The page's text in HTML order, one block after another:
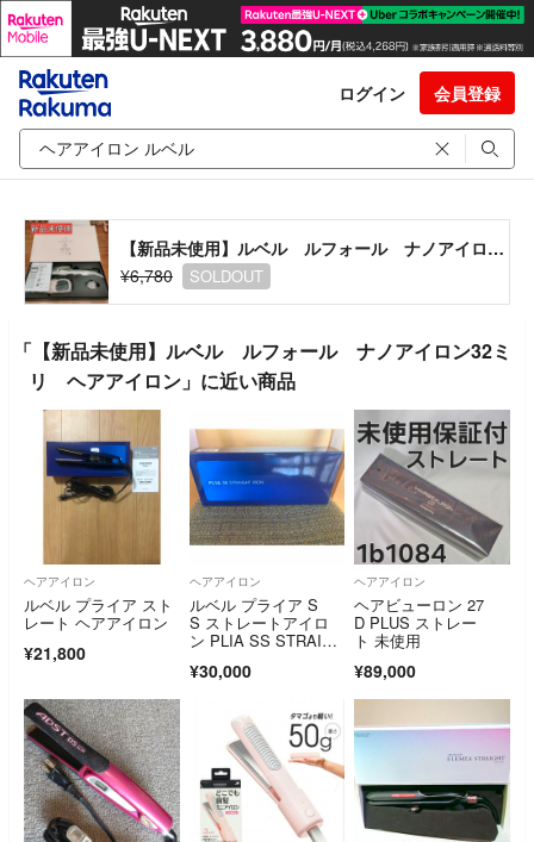
ログイン 会員登録
【新品未使用】ルベル ルフォール ナノアイロン32ミリ ヘアアイロン
¥6,780
SOLDOUT
「【新品未使用】ルベル ルフォール ナノアイロン32ミ
リ ヘアアイロン」に近い商品
ヘアアイロン
ルベル プライア スト
レート ヘアアイロン
¥21,800
ヘアアイロン
ルベル プライア S
S ストレートアイロ
ン PLIA SS STRAIGH
¥30,000
ヘアアイロン
ヘアビューロン 27
D PLUS ストレー
ト 未使用
¥89,000